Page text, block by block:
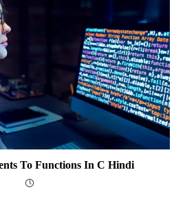
To Functions In C Hindi